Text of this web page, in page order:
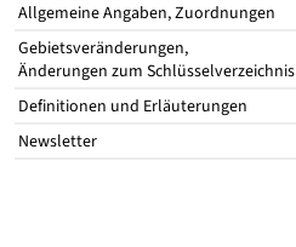
Allgemeine Angaben, Zuordnungen
Gebietsveränderungen,
Änderungen zum Schlüsselverzeichnis
Definitionen und Erläuterungen
Newsletter